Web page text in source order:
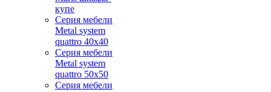
купе
Серия мебели
Metal system
quattro 40x40
Серия мебели
Metal system
quattro 50x50
Серия мебели